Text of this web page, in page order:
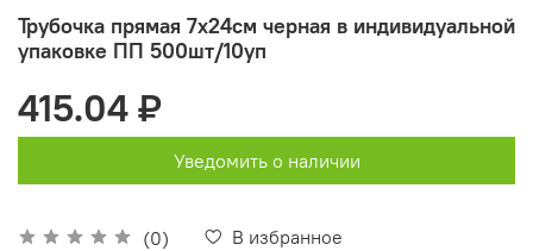
Трубочка прямая 7х24см черная в индивидуальной
упаковке ПП 500шт/10уп
(0)
В избранное
415.04 ₽
Уведомить о наличии